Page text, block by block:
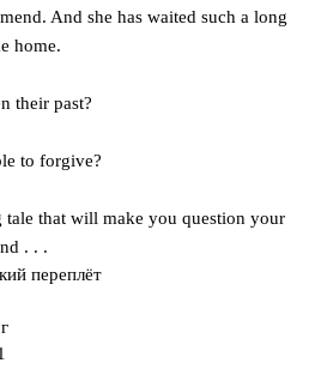
And she has waited such a long
home.
their past?
to forgive?
that will make you question your
. . .
переплёт